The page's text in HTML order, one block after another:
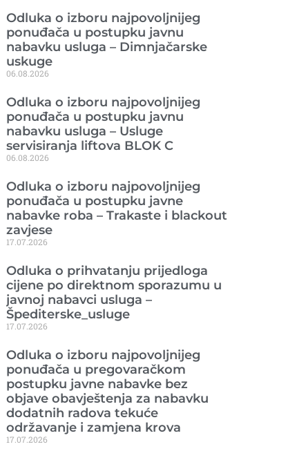
Odluka o izboru najpovoljnijeg
ponuđača u postupku javnu
nabavku usluga – Dimnjačarske
uskuge
06.08.2026
Odluka o izboru najpovoljnijeg
ponuđača u postupku javnu
nabavku usluga – Usluge
servisiranja liftova BLOK C
06.08.2026
Odluka o izboru najpovoljnijeg
ponuđača u postupku javne
nabavke roba – Trakaste i blackout
zavjese
17.07.2026
Odluka o prihvatanju prijedloga
cijene po direktnom sporazumu u
javnoj nabavci usluga –
Špediterske_usluge
17.07.2026
Odluka o izboru najpovoljnijeg
ponuđača u pregovaračkom
postupku javne nabavke bez
objave obavještenja za nabavku
dodatnih radova tekuće
održavanje i zamjena krova
17.07.2026